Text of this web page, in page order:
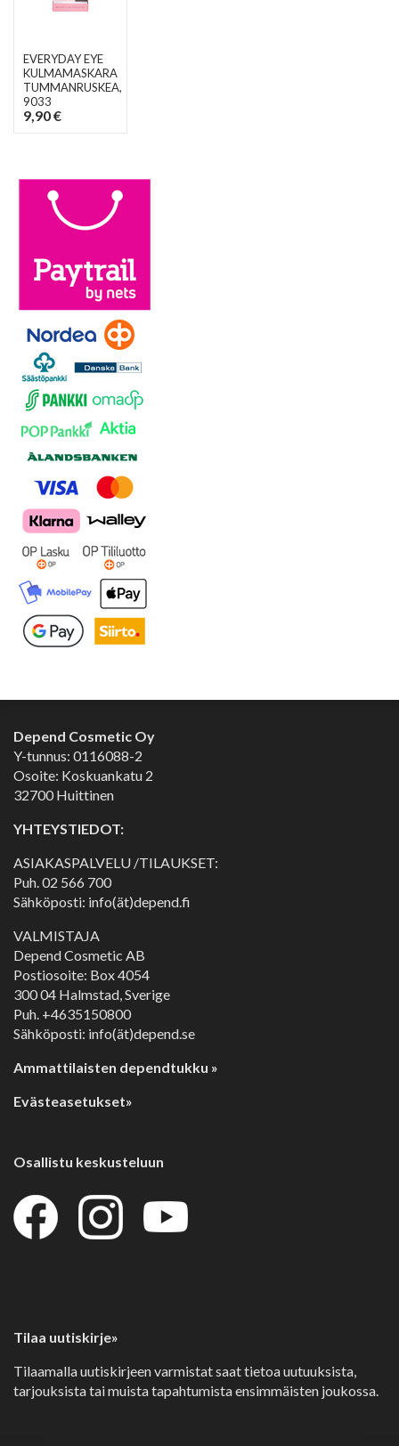
EVERYDAY EYE
KULMAMASKARA
TUMMANRUSKEA,
9033
9,90 €
Depend Cosmetic Oy
Y-tunnus: 0116088-2
Osoite: Koskuankatu 2
32700 Huittinen
YHTEYSTIEDOT:
ASIAKASPALVELU /TILAUKSET:
Puh.02 566 700
Sähköposti: info(ät)depend.fi
VALMISTAJA
Depend Cosmetic AB
Postiosoite: Box 4054
300 04 Halmstad, Sverige
Puh. +4635150800
Sähköposti: info(ät)depend.se
Ammattilaisten dependtukku »
Evästeasetukset»
Osallistu keskusteluun
Tilaa uutiskirje»
Tilaamalla uutiskirjeen varmistat saat tietoa uutuuksista,
tarjouksista tai muista tapahtumista ensimmäisten joukossa.